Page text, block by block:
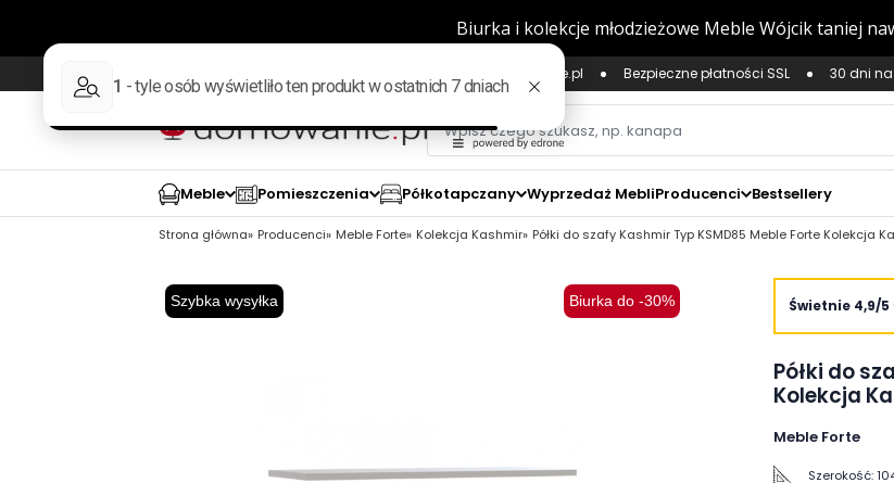
98% pozytywnych opinii według Zaufane.pl Bezpieczne płatności SSL 30 dni
Meble Pomieszczenia Półkotapczany Wyprzedaż MebliProducenci Bestsellery
Strona główna Producenci Meble Forte Kolekcja Kashmir Półki do szafy Kashmir Typ KSMD85 Meble Forte Kolekcja
Szybka wysyłka Biurka do -30%
zoom_in Świetnie 4,9/5
Półki do
Kolekcja
Meble Forte
Szerokość: